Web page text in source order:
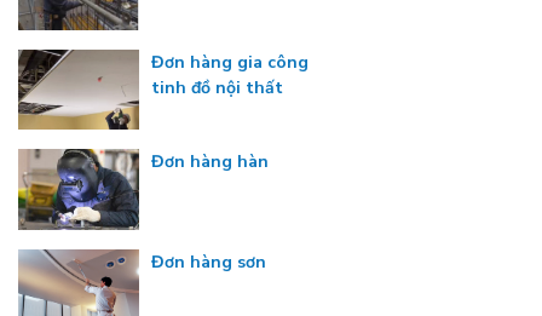
Đơn hàng gia công
tinh đồ nội thất
Đơn hàng hàn
Đơn hàng sơn